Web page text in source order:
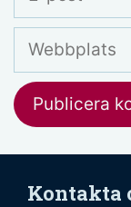
post
Webbplats
Kontakta